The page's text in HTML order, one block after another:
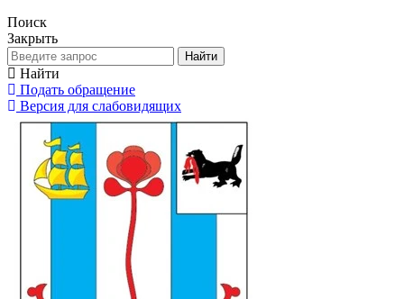
Поиск
Закрыть
Найти
Найти
Подать обращение
Версия для слабовидящих